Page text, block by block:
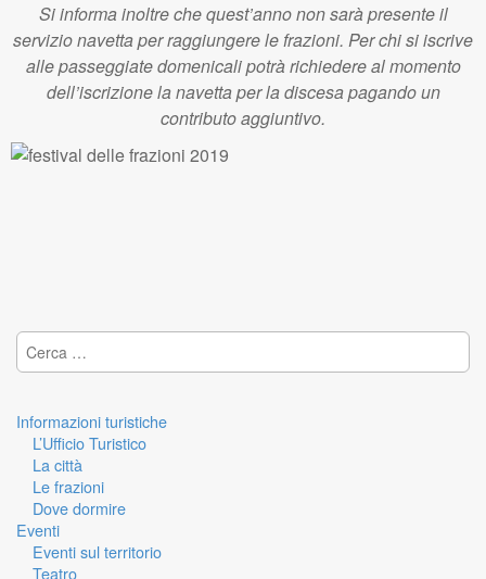
Si informa inoltre che quest’anno non sarà presente il
servizio navetta per raggiungere le frazioni. Per chi si iscrive
alle passeggiate domenicali potrà richiedere al momento
dell’iscrizione la navetta per la discesa pagando un
contributo aggiuntivo.
Ricerca per:
Informazioni turistiche
L’Ufficio Turistico
La città
Le frazioni
Dove dormire
Eventi
Eventi sul territorio
Teatro